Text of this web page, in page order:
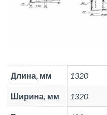
Длина, мм 1320
Ширина, мм 1320